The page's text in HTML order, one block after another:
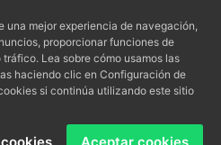
Todos los derechos reservados
Web4x4.es
una mejor experiencia de navegación,
proporcionar funciones de
Lea sobre cómo usamos las
haciendo clic en Configuración de
si continúa utilizando este sitio